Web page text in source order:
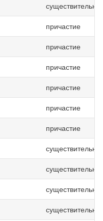
причастие
причастие
причастие
причастие
причастие
причастие